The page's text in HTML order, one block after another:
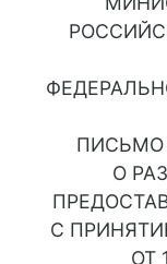
ПИСЬМО
О
С
ОТ